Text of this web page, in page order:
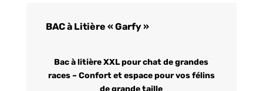
BAC à Litière « Garfy »
Bac à litière XXL pour chat de grandes
races – Confort et espace pour vos félins
de grande taille